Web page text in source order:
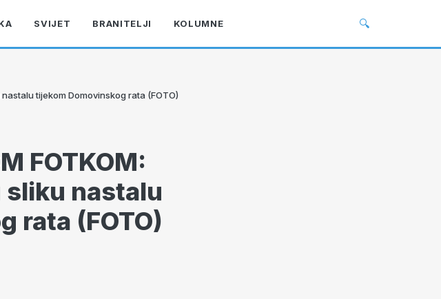
SVIJET BRANITELJI KOLUMNE 🔍
tijekom Domovinskog rata (FOTO)
FOTKOM:
sliku nastalu
rata (FOTO)